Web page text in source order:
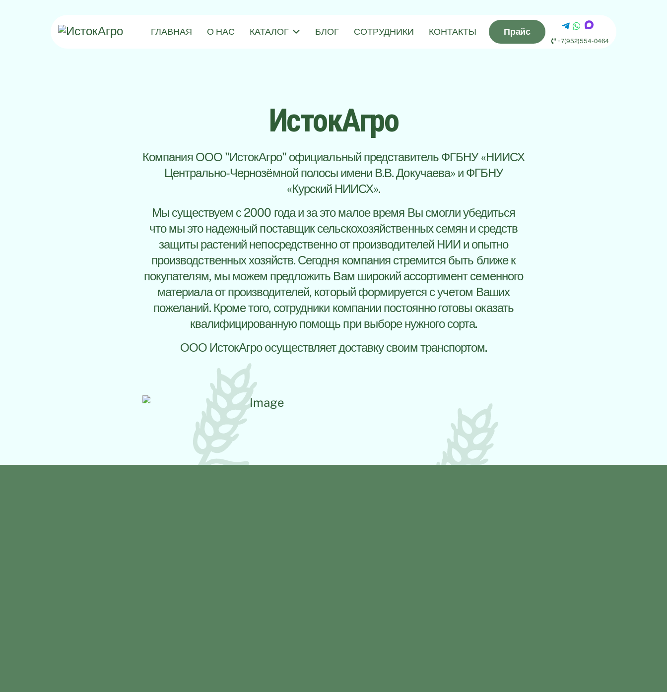
ГЛАВНАЯ О НАС КАТАЛОГ БЛОГ СОТРУДНИКИ КОНТАКТЫ Прайс
+7(952)554-0464
ИстокАгро
Компания ООО "ИстокАгро" официальный представитель ФГБНУ «НИИСХ
Центрально-Чернозёмной полосы имени В.В. Докучаева» и ФГБНУ
«Курский НИИСХ».
Мы существуем с 2000 года и за это малое время Вы смогли убедиться
что мы это надежный поставщик сельскохозяйственных семян и средств
защиты растений непосредственно от производителей НИИ и опытно
производственных хозяйств. Сегодня компания стремится быть ближе к
покупателям, мы можем предложить Вам широкий ассортимент семенного
материала от производителей, который формируется с учетом Ваших
пожеланий. Кроме того, сотрудники компании постоянно готовы оказать
квалифицированную помощь при выборе нужного сорта.
ООО ИстокАгро осуществляет доставку своим транспортом.